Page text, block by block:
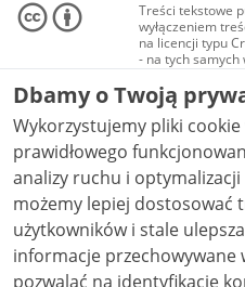
Treści tekstowe
wyłączeniem
na licencji typu
- na tych samych
Materiały
audio i wideo, są
Creative
niekomercyjne -
NC-ND 4.0), o ile
Dbamy o Twoją
Wykorzystujemy pliki
prawidłowego
analizy ruchu i optymalizacji
możemy lepiej dostosować
użytkowników i stale ulepszać nasze
informacje przechowywane
pozwalać na identyfikację